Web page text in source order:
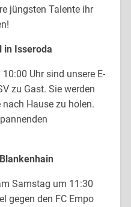
jüngsten Talente ihr
in Isseroda
Uhr sind unsere E-
zu Gast. Sie werden
Hause zu holen.
Samstag um 11:30
gegen den FC Empo